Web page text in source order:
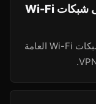
هل يمكنني استخدام HulaVPN على شبكات Wi-Fi
نعم. يكون VPN مفيداً بشكل خاص على شبكات Wi-Fi العامة